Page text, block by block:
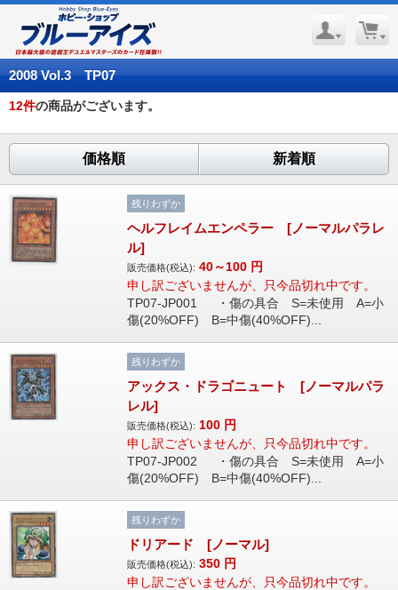
2008 Vol.3 TP07
12件の商品がございます。
価格順 新着順
残りわずか
ヘルフレイムエンペラー [ノーマルパラレ
ル]
販売価格(税込): 40～100 円
申し訳ございませんが、只今品切れ中です。
TP07-JP001 ・傷の具合 S=未使用 A=小
傷(20%OFF) B=中傷(40%OFF)...
残りわずか
アックス・ドラゴニュート [ノーマルパラ
レル]
販売価格(税込): 100 円
申し訳ございませんが、只今品切れ中です。
TP07-JP002 ・傷の具合 S=未使用 A=小
傷(20%OFF) B=中傷(40%OFF)...
残りわずか
ドリアード [ノーマル]
販売価格(税込): 350 円
申し訳ございませんが、只今品切れ中です。